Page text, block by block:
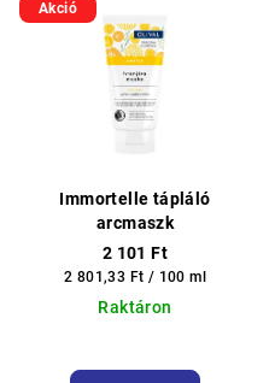
Akció
Immortelle tápláló
arcmaszk
2 101 Ft
Egységár:
2 801,33 Ft / 100 ml
Raktáron
termék